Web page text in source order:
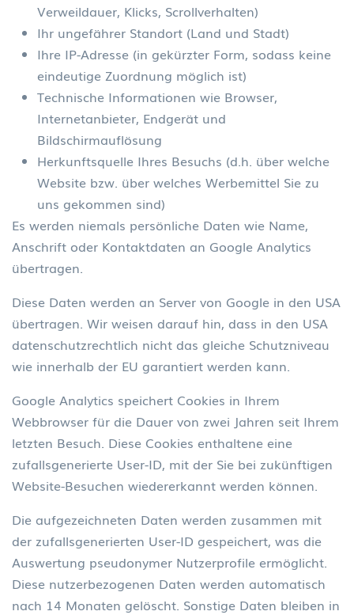
Verweildauer, Klicks, Scrollverhalten)
Ihr ungefährer Standort (Land und Stadt)
Ihre IP-Adresse (in gekürzter Form, sodass keine
eindeutige Zuordnung möglich ist)
Technische Informationen wie Browser,
Internetanbieter, Endgerät und
Bildschirmauflösung
Herkunftsquelle Ihres Besuchs (d.h. über welche
Website bzw. über welches Werbemittel Sie zu
uns gekommen sind)
Es werden niemals persönliche Daten wie Name,
Anschrift oder Kontaktdaten an Google Analytics
übertragen.
Diese Daten werden an Server von Google in den USA
übertragen. Wir weisen darauf hin, dass in den USA
datenschutzrechtlich nicht das gleiche Schutzniveau
wie innerhalb der EU garantiert werden kann.
Google Analytics speichert Cookies in Ihrem
Webbrowser für die Dauer von zwei Jahren seit Ihrem
letzten Besuch. Diese Cookies enthaltene eine
zufallsgenerierte User-ID, mit der Sie bei zukünftigen
Website-Besuchen wiedererkannt werden können.
Die aufgezeichneten Daten werden zusammen mit
der zufallsgenerierten User-ID gespeichert, was die
Auswertung pseudonymer Nutzerprofile ermöglicht.
Diese nutzerbezogenen Daten werden automatisch
nach 14 Monaten gelöscht. Sonstige Daten bleiben in